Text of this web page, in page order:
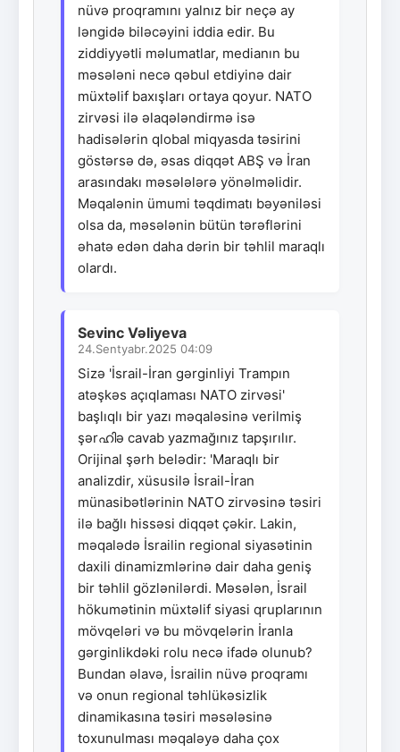
nüvə proqramını yalnız bir neçə ay
ləngidə biləcəyini iddia edir. Bu
ziddiyyətli məlumatlar, medianın bu
məsələni necə qəbul etdiyinə dair
müxtəlif baxışları ortaya qoyur. NATO
zirvəsi ilə əlaqələndirmə isə
hadisələrin qlobal miqyasda təsirini
göstərsə də, əsas diqqət ABŞ və İran
arasındakı məsələlərə yönəlməlidir.
Məqalənin ümumi təqdimatı bəyəniləsi
olsa da, məsələnin bütün tərəflərini
əhatə edən daha dərin bir təhlil maraqlı
olardı.
Sevinc Vəliyeva
24.Sentyabr.2025 04:09
Sizə 'İsrail-İran gərginliyi Trampın
atəşkəs açıqlaması NATO zirvəsi'
başlıqlı bir yazı məqaləsinə verilmiş
şərഹിə cavab yazmağınız tapşırılır.
Orijinal şərh belədir: 'Maraqlı bir
analizdir, xüsusilə İsrail-İran
münasibətlərinin NATO zirvəsinə təsiri
ilə bağlı hissəsi diqqət çəkir. Lakin,
məqalədə İsrailin regional siyasətinin
daxili dinamizmlərinə dair daha geniş
bir təhlil gözlənilərdi. Məsələn, İsrail
hökumətinin müxtəlif siyasi qruplarının
mövqeləri və bu mövqelərin İranla
gərginlikdəki rolu necə ifadə olunub?
Bundan əlavə, İsrailin nüvə proqramı
və onun regional təhlükəsizlik
dinamikasına təsiri məsələsinə
toxunulması məqaləyə daha çox